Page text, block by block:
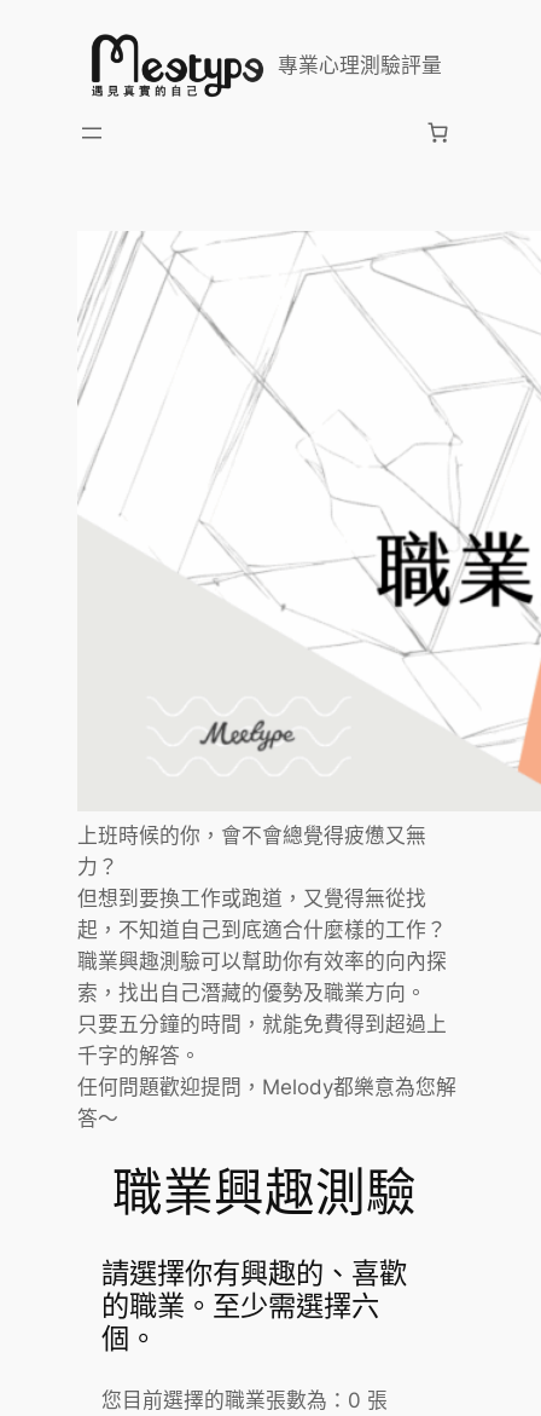
專業心理測驗評量
上班時候的你，會不會總覺得疲憊又無
力？
但想到要換工作或跑道，又覺得無從找
起，不知道自己到底適合什麼樣的工作？
職業興趣測驗可以幫助你有效率的向內探
索，找出自己潛藏的優勢及職業方向。
只要五分鐘的時間，就能免費得到超過上
千字的解答。
任何問題歡迎提問，Melody都樂意為您解
答～
職業興趣測驗
請選擇你有興趣的、喜歡
的職業。至少需選擇六
個。
您目前選擇的職業張數為：0 張